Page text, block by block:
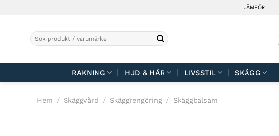
JÄMFÖR
Sök
efter:
RAKNING HUD & HÅR LIVSSTIL SKÄGG
Hem / Skäggvård / Skäggrengöring / Skäggbalsam